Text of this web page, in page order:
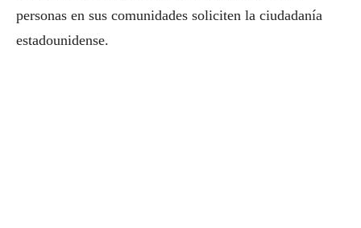
personas en sus comunidades soliciten la ciudadanía
estadounidense.